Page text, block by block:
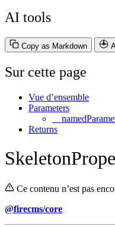
AI tools
Copy as Markdown
Sur cette page
Vue d’ensemble
Parameters
Returns
Ce contenu n’est pas
@firecms/core